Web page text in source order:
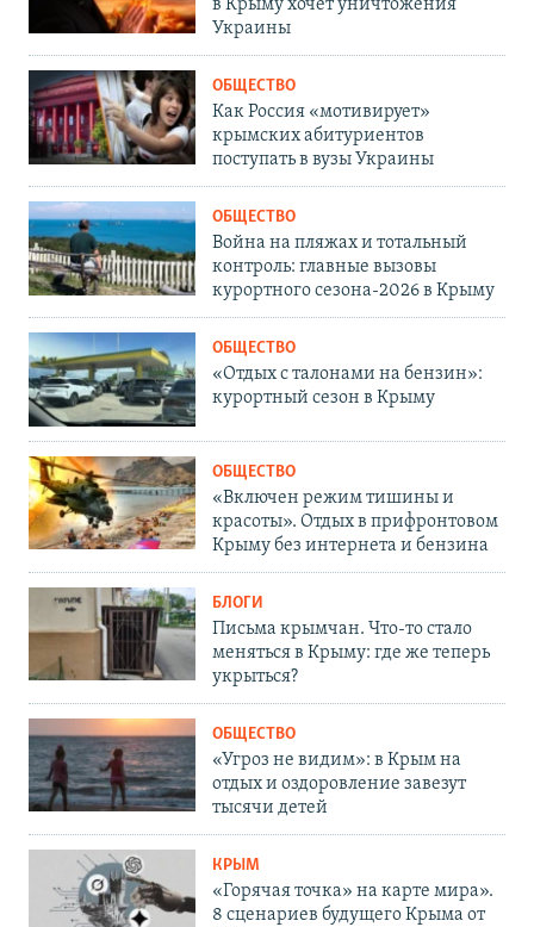
в Крыму хочет уничтожения
Украины
ОБЩЕСТВО
Как Россия «мотивирует»
крымских абитуриентов
поступать в вузы Украины
ОБЩЕСТВО
Война на пляжах и тотальный
контроль: главные вызовы
курортного сезона-2026 в Крыму
ОБЩЕСТВО
«Отдых с талонами на бензин»:
курортный сезон в Крыму
ОБЩЕСТВО
«Включен режим тишины и
красоты». Отдых в прифронтовом
Крыму без интернета и бензина
БЛОГИ
Письма крымчан. Что-то стало
меняться в Крыму: где же теперь
укрыться?
ОБЩЕСТВО
«Угроз не видим»: в Крым на
отдых и оздоровление завезут
тысячи детей
КРЫМ
«Горячая точка» на карте мира».
8 сценариев будущего Крыма от